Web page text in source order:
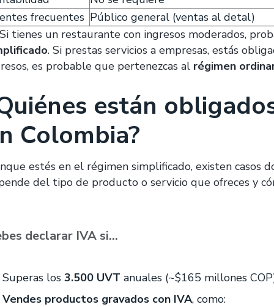
frecuentes Público general (ventas al detal)
tienes un restaurante con ingresos moderados,
. Si prestas servicios a empresas, estás
es probable que pertenezcas al régimen
están
Colombia?
estés en el régimen simplificado, existen casos
del tipo de producto o servicio que ofreces y
declarar IVA si…
Superas los 3.500 UVT anuales (~$165 millones
Vendes productos gravados con IVA, como: